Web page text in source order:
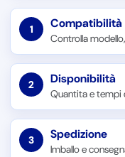
1 Compatibilità
Controlla
2 Disponibilità
Quantita e tempi
3 Spedizione
Imballo e